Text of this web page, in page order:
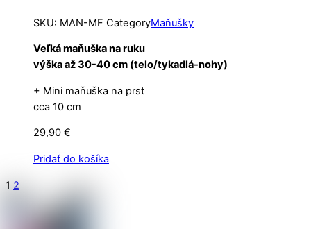
SKU: MAN-MF CategoryMaňušky
Veľká maňuška na ruku
výška až 30-40 cm (telo/tykadlá-nohy)
+ Mini maňuška na prst
cca 10 cm
29,90 €
Pridať do košíka
1 2